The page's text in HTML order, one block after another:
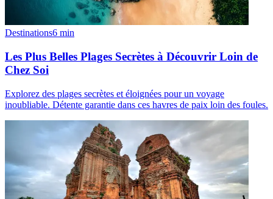
Destinations6 min
Les Plus Belles Plages Secrètes à Découvrir Loin de
Chez Soi
Explorez des plages secrètes et éloignées pour un voyage
inoubliable. Détente garantie dans ces havres de paix loin des foules.